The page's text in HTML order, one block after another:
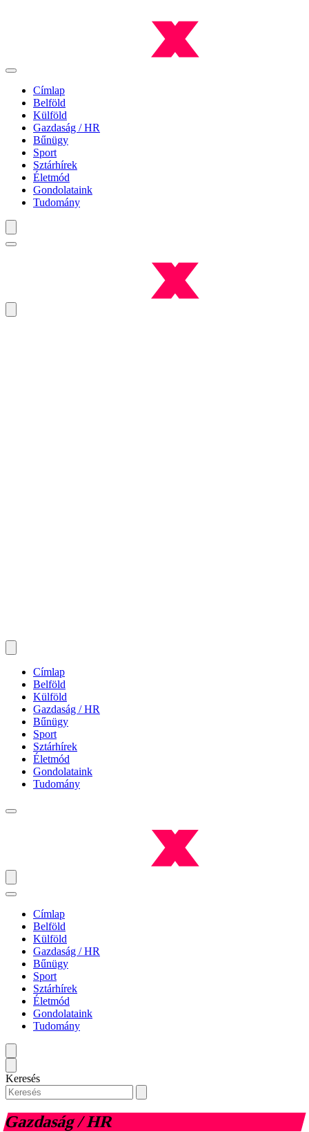
Címlap
Belföld
Külföld
Gazdaság / HR
Bűnügy
Sport
Sztárhírek
Életmód
Gondolataink
Tudomány
Címlap
Belföld
Külföld
Gazdaság / HR
Bűnügy
Sport
Sztárhírek
Életmód
Gondolataink
Tudomány
Címlap
Belföld
Külföld
Gazdaság / HR
Bűnügy
Sport
Sztárhírek
Életmód
Gondolataink
Tudomány
Keresés
Gazdaság / HR